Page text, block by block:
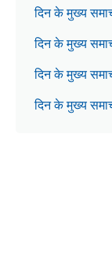
दिन के मुख्य
दिन के मुख्य
दिन के मुख्य
दिन के मुख्य